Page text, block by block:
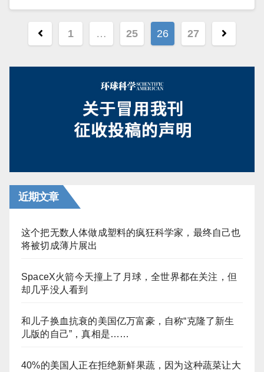
文
1 … 25 26 27
近期文章
这个把无数人体做成塑料的疯狂科学家，最终自己也
将被切成薄片展出
SpaceX火箭今天撞上了月球，全世界都在关注，但
却几乎没人看到
和儿子换血抗衰的美国亿万富豪，自称“克隆了新生
儿版的自己”，真相是……
40%的美国人正在拒绝新鲜果蔬，因为这种蔬菜让大